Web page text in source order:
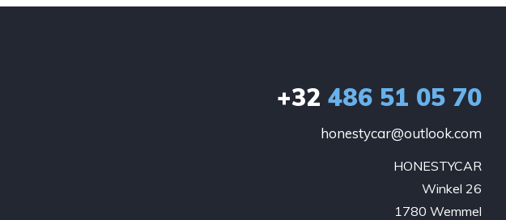
+32 486 51 05 70
honestycar@outlook.com
HONESTYCAR
Winkel 26
1780 Wemmel